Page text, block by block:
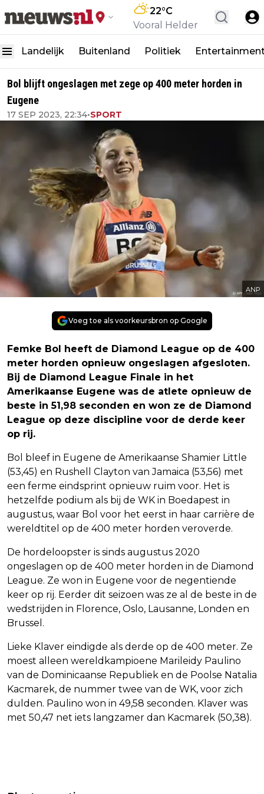
22°C
Vooral Helder
Landelijk Buitenland Politiek
Bol blijft ongeslagen met zege op 400 meter horden in
Eugene
17 SEP 2023, 22:34•SPORT
ANP
Voeg toe als voorkeursbron op Google
Femke Bol heeft de Diamond League op de 400
meter horden opnieuw ongeslagen afgesloten.
Bij de Diamond League Finale in het
Amerikaanse Eugene was de atlete opnieuw de
beste in 51,98 seconden en won ze de Diamond
League op deze discipline voor de derde keer
op rij.
Bol bleef in Eugene de Amerikaanse Shamier Little
(53,45) en Rushell Clayton van Jamaica (53,56) met
een ferme eindsprint opnieuw ruim voor. Het is
hetzelfde podium als bij de WK in Boedapest in
augustus, waar Bol voor het eerst in haar carrière de
wereldtitel op de 400 meter horden veroverde.
De hordeloopster is sinds augustus 2020
ongeslagen op de 400 meter horden in de Diamond
League. Ze won in Eugene voor de negentiende
keer op rij. Eerder dit seizoen was ze al de beste in de
wedstrijden in Florence, Oslo, Lausanne, Londen en
Brussel.
Lieke Klaver eindigde als derde op de 400 meter. Ze
moest alleen wereldkampioene Marileidy Paulino
van de Dominicaanse Republiek en de Poolse Natalia
Kacmarek, de nummer twee van de WK, voor zich
dulden. Paulino won in 49,58 seconden. Klaver was
met 50,47 net iets langzamer dan Kacmarek (50,38).